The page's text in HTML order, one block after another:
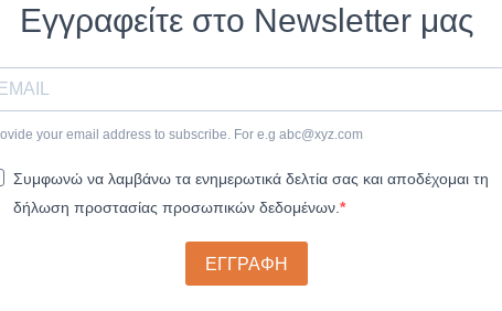
Εγγραφείτε στο Newsletter μας
your email address to subscribe. For e.g abc@xyz.com
Συμφωνώ να λαμβάνω τα ενημερωτικά δελτία σας και αποδέχομαι τη
δήλωση προστασίας προσωπικών δεδομένων.
ΕΓΓΡΑΦΗ